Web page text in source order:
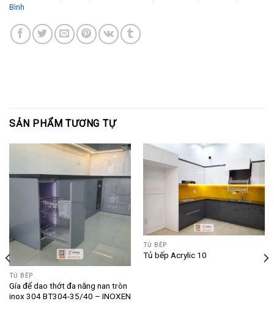
Bình
SẢN PHẨM TƯƠNG TỰ
TỦ BẾP
Gía để dao thớt đa năng nan tròn
inox 304 BT304-35/40 – INOXEN
TỦ BẾP
Tủ bếp Acrylic 10